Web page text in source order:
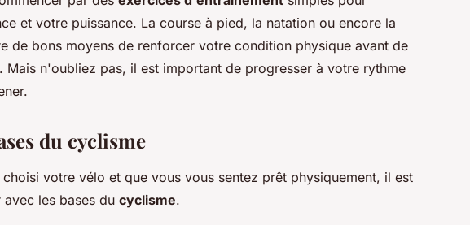
et votre puissance. La course à pied, la natation ou encore la
de bons moyens de renforcer votre condition physique avant de
Mais n'oubliez pas, il est important de progresser à votre rythme
du cyclisme
votre vélo et que vous vous sentez prêt physiquement, il est
les bases du cyclisme.